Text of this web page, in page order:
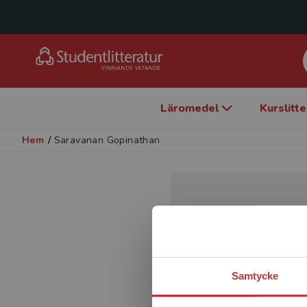
Samtycke
Läromedel
Hem / Saravanan Gopinathan